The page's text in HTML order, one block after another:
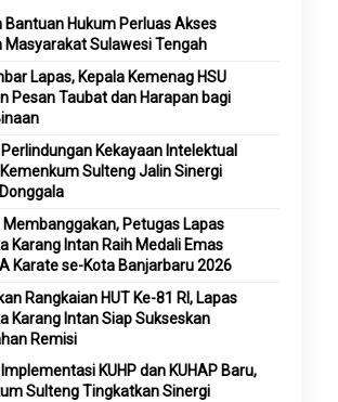
Bantuan Hukum Perluas Akses
Masyarakat Sulawesi Tengah
Lapas, Kepala Kemenag HSU
Pesan Taubat dan Harapan bagi
Kekayaan Intelektual
Sulteng Jalin Sinergi
Membanggakan, Petugas Lapas
Karang Intan Raih Medali Emas
Karate se-Kota Banjarbaru 2026
Rangkaian HUT Ke-81 RI, Lapas
Karang Intan Siap Sukseskan
Remisi
KUHP dan KUHAP Baru,
Sulteng Tingkatkan Sinergi